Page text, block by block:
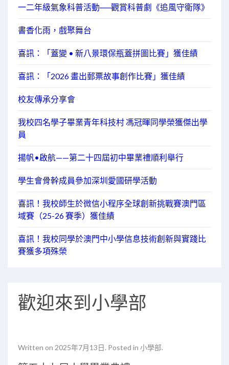
一二年級氣象科普活動──觀賞科普劇《追風守衛隊》
書香化雨，戲聚舞台
喜訊：「蓋變 • 新八景環保瓶蓋拼圖比賽」獲佳績
喜訊：「2026 畫出郵票故事創作比賽」獲佳績
校友傳承分享會
我校四名學子畢業青年科技村 馮冠暉同學榮獲傑出學
員
揚帆•啟航——第二十四屆初中畢業禮順利舉行
學生會骨幹成員參加深圳愛國研學活動
喜訊！我校師生於微信小程序全球創新挑戰賽澳門區
域賽（25-26 賽季）獲佳績
喜訊！我校同學於澳門中小學信息技術創新與實踐比
賽獲多項殊榮
歡迎來到小學部
Written on 2025年7月13日. Posted in 小學部.